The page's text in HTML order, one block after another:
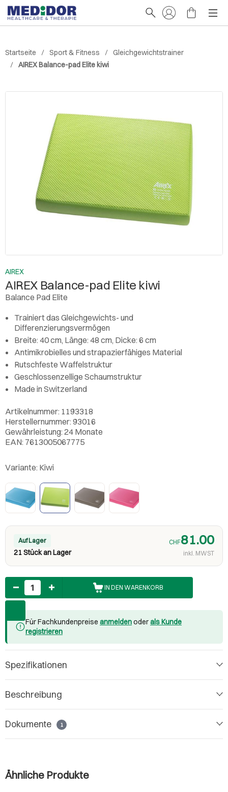
Startseite Sport & Fitness
Gleichgewichtstrainer
AIREX Balance-pad Elite kiwi
AIREX
AIREX Balance-pad Elite kiwi
Balance Pad Elite
Trainiert das Gleichgewichts- und
Differenzierungsvermögen
Breite: 40 cm, Länge: 48 cm, Dicke: 6 cm
Antimikrobielles und strapazierfähiges Material
Rutschfeste Waffelstruktur
Geschlossenzellige Schaumstruktur
Made in Switzerland
Artikelnummer: 1193318
Herstellernummer: 93016
Gewährleistung: 24 Monate
EAN: 7613005067775
Variante: Kiwi
Auf Lager
21 Stück an Lager
CHF81.00
inkl. MWST
Anzahl
IN DEN WARENKORB
Für Fachkundenpreise anmeldenoderals Kunde
registrieren
Spezifikationen
Beschreibung
Dokumente 1
Ähnliche Produkte